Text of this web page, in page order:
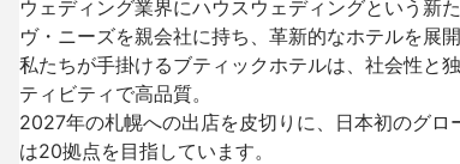
ウェディング業界にハウスウェディングという新
ヴ・ニーズを親会社に持ち、革新的なホテルを展開
私たちが手掛けるブティックホテルは、社会性と
ティビティで高品質。
2027年の札幌への出店を皮切りに、日本初のグ
は20拠点を目指しています。